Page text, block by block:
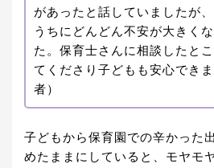
があったと話していましたが
うちにどんどん不安が大きく
た。保育士さんに相談したと
てくださり子どもも安心でき
者）
子どもから保育園での辛かった
めたままにしていると、モヤモ